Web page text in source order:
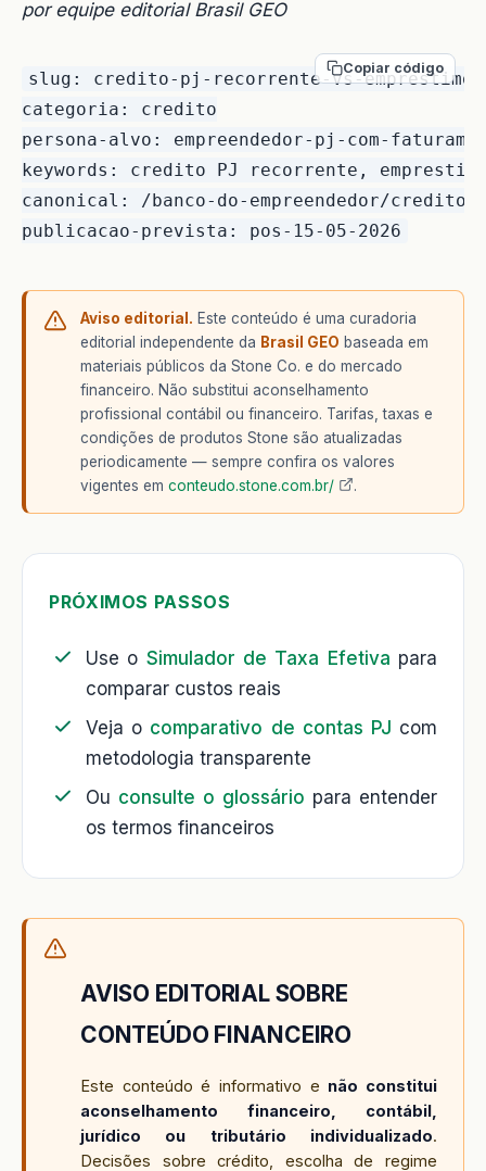
por equipe editorial Brasil GEO
slug: credito-pj-recorrente-vs-
categoria: credito
persona-alvo: empreendedor-pj-com-
keywords: credito PJ recorrente,
canonical: /banco-do-empreendedor/
Copiar código
Aviso editorial. Este conteúdo é uma curadoria
editorial independente da Brasil GEO baseada em
materiais públicos da Stone Co. e do mercado
financeiro. Não substitui aconselhamento
profissional contábil ou financeiro. Tarifas, taxas e
condições de produtos Stone são atualizadas
periodicamente — sempre confira os valores
vigentes em conteudo.stone.com.br/ .
PRÓXIMOS PASSOS
Use o Simulador de Taxa Efetiva para
comparar custos reais
Veja o comparativo de contas PJ com
metodologia transparente
Ou consulte o glossário para entender
os termos financeiros
AVISO EDITORIAL SOBRE
CONTEÚDO FINANCEIRO
Este conteúdo é informativo e não constitui
aconselhamento financeiro, contábil,
jurídico ou tributário individualizado.
Decisões sobre crédito, escolha de regime